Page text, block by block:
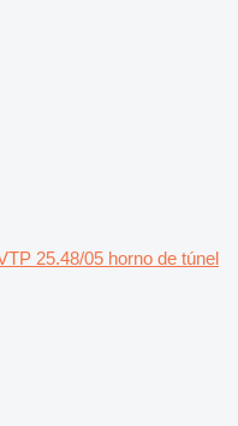
25.48/05 horno de túnel